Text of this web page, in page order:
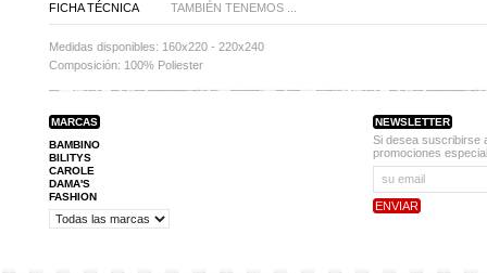
FICHA TÉCNICA TAMBIÉN TENEMOS ...
Medidas disponibles: 160x220 - 220x240
Composición: 100% Poliester
MARCAS
BAMBINO
BILITYS
CAROLE
DAMA'S
FASHION
NEWSLETTER
Si desea suscribirse
promociones